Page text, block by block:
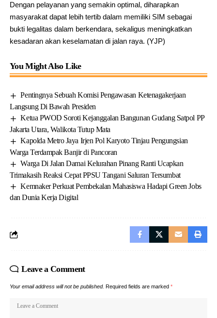
Dengan pelayanan yang semakin optimal, diharapkan
masyarakat dapat lebih tertib dalam memiliki SIM sebagai
bukti legalitas dalam berkendara, sekaligus meningkatkan
kesadaran akan keselamatan di jalan raya. (YJP)
You Might Also Like
Pentingnya Sebuah Komisi Pengawasan Ketenagakerjaan
Langsung Di Bawah Presiden
Ketua PWOD Soroti Kejanggalan Bangunan Gudang Satpol PP
Jakarta Utara, Walikota Tutup Mata
Kapolda Metro Jaya Irjen Pol Karyoto Tinjau Pengungsian
Warga Terdampak Banjir di Pancoran
Warga Di Jalan Damai Kelurahan Pinang Ranti Ucapkan
Trimakasih Reaksi Cepat PPSU Tangani Saluran Tersumbat
Kemnaker Perkuat Pembekalan Mahasiswa Hadapi Green Jobs
dan Dunia Kerja Digital
Leave a Comment
Your email address will not be published. Required fields are marked *